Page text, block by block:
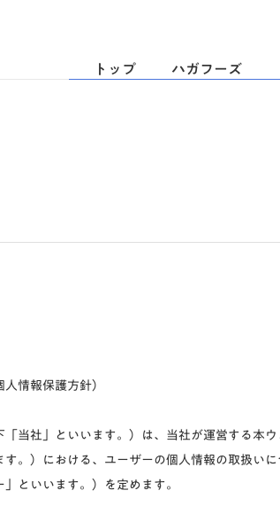
トップ ハガフーズ
情報保護方針）
当社」といいます。）は、当社が運営する本
。）における、ユーザーの個人情報の取扱い
といいます。）を定めます。